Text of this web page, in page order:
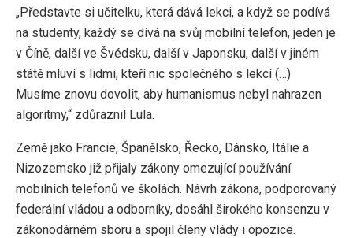
„Představte si učitelku, která dává lekci, a když se podívá
na studenty, každý se dívá na svůj mobilní telefon, jeden je
v Číně, další ve Švédsku, další v Japonsku, další v jiném
státě mluví s lidmi, kteří nic společného s lekcí (…)
Musíme znovu dovolit, aby humanismus nebyl nahrazen
algoritmy,“ zdůraznil Lula.
Země jako Francie, Španělsko, Řecko, Dánsko, Itálie a
Nizozemsko již přijaly zákony omezující používání
mobilních telefonů ve školách. Návrh zákona, podporovaný
federální vládou a odborníky, dosáhl širokého konsenzu v
zákonodárném sboru a spojil členy vlády i opozice.